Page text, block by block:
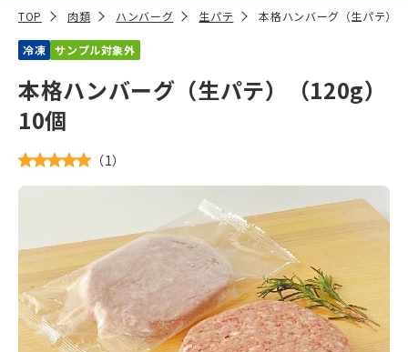
TOP 肉類 ハンバーグ 生パテ 本格ハンバーグ（生パテ）
冷凍 サンプル対象外
本格ハンバーグ（生パテ）（120g）
10個
（1）